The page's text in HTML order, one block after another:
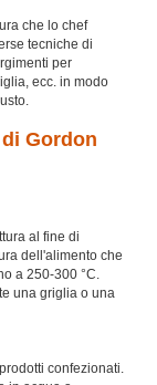
che lo chef
tecniche di
per
ecc. in modo
Gordon
al fine di
dell'alimento che
a 250-300 °C.
una griglia o una
confezionati.